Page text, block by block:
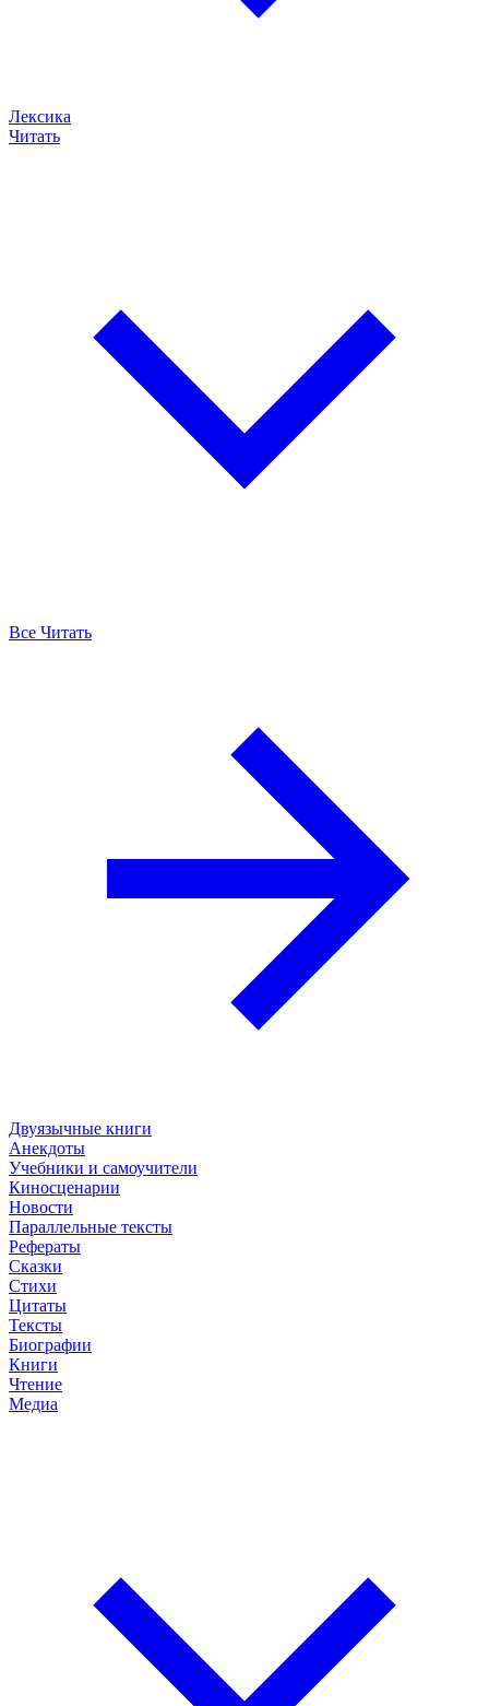
Лексика
Читать
Все Читать
Двуязычные книги
Анекдоты
Учебники и самоучители
Киносценарии
Новости
Параллельные тексты
Рефераты
Сказки
Стихи
Цитаты
Тексты
Биографии
Книги
Чтение
Медиа